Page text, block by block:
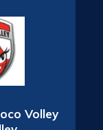
Volley